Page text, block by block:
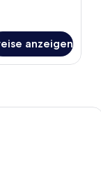
anzeigen
& Villas